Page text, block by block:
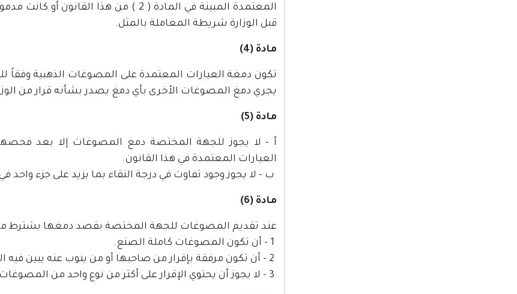
المعتمدة المبينة في المادة ( 2 ) من
قبل الوزارة شريطة المعاملة بالمثل.
مادة (4)
تكون دمغة العيارات المعتمدة على المصوغات الذهبية وفقاً
يجري دمغ المصوغات الأخرى بأي دمغ يصدر بشأنه قرار من
مادة (5)
أ - لا يجوز للجهة المختصة دمغ المصوغات إلا بعد
العيارات المعتمدة في هذا القانون.
ب - لا يجوز وجود تفاوت في درجة النقاء بما يزيد على جزء واحد
مادة (6)
عند تقديم المصوغات للجهة المختصة بقصد دمغها يشترط